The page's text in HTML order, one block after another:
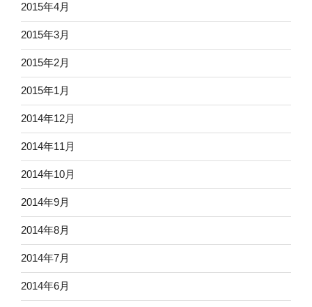
2015年4月
2015年3月
2015年2月
2015年1月
2014年12月
2014年11月
2014年10月
2014年9月
2014年8月
2014年7月
2014年6月